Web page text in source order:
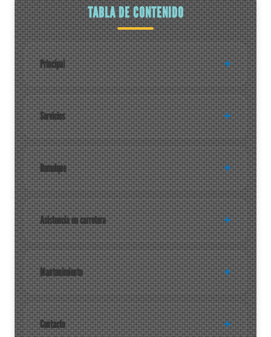
TABLA DE CONTENIDO
Principal
Servicios
Remolque
Asistencia en carretera
Mantenimiento
Contacto